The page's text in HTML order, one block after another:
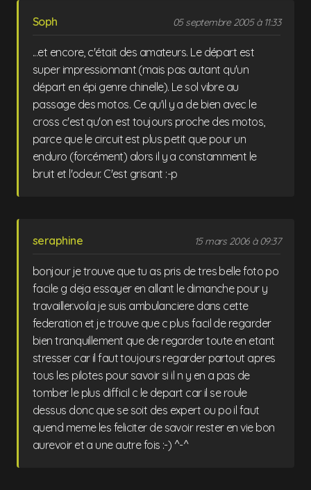
Soph 05 septembre 2005 à 11:33
...et encore, c'était des amateurs. Le départ est
super impressionnant (mais pas autant qu'un
départ en épi genre chinelle). Le sol vibre au
passage des motos. Ce qu'il y a de bien avec le
cross c'est qu'on est toujours proche des motos,
parce que le circuit est plus petit que pour un
enduro (forcément) alors il y a constamment le
bruit et l'odeur. C'est grisant :-p
seraphine 15 mars 2006 à 09:37
bonjour je trouve que tu as pris de tres belle foto po
facile g deja essayer en allant le dimanche pour y
travailler.voila je suis ambulanciere dans cette
federation et je trouve que c plus facil de regarder
bien tranquillement que de regarder toute en etant
stresser car il faut toujours regarder partout apres
tous les pilotes pour savoir si il n y en a pas de
tomber le plus difficil c le depart car il se roule
dessus donc que se soit des expert ou po il faut
quend meme les feliciter de savoir rester en vie bon
aurevoir et a une autre fois :-) ^-^